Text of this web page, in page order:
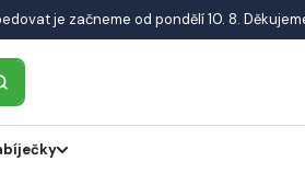
je začneme od pondělí 10. 8.